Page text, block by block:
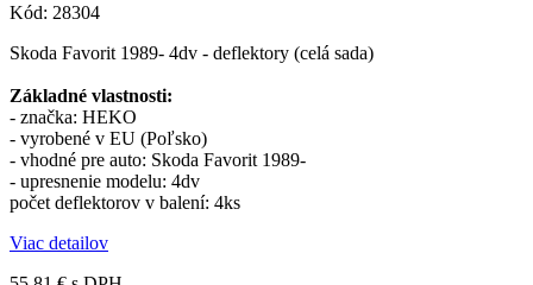
Kód: 28304
Skoda Favorit 1989- 4dv - deflektory (celá sada)
Základné vlastnosti:
- značka: HEKO
- vyrobené v EU (Poľsko)
- vhodné pre auto: Skoda Favorit 1989-
- upresnenie modelu: 4dv
počet deflektorov v balení: 4ks
Viac detailov